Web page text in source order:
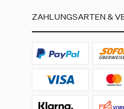
ZAHLUNGSARTEN &